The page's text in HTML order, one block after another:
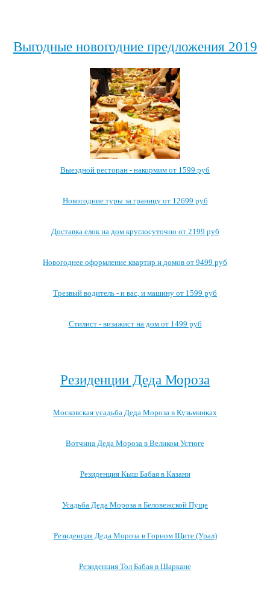
Выгодные новогодние предложения 2019
Выездной ресторан - накормим от 1599 руб
Новогодние туры за границу от 12699 руб
Доставка елок на дом круглосуточно от 2199 руб
Новогоднее оформление квартир и домов от 9499 руб
Трезвый водитель - и вас, и машину от 1599 руб
Стилист - визажист на дом от 1499 руб
Резиденции Деда Мороза
Московская усадьба Деда Мороза в Кузьминках
Вотчина Деда Мороза в Великом Устюге
Резиденция Кыш Бабая в Казани
Усадьба Деда Мороза в Беловежской Пуще
Резиденция Деда Мороза в Горном Щите (Урал)
Резиденция Тол Бабая в Шаркане